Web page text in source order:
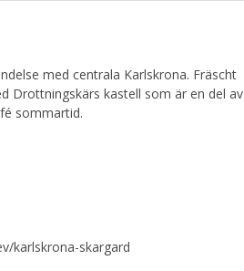
med centrala Karlskrona. Fräscht
Drottningskärs kastell som är en del av
sommartid.
karlskrona-skargard